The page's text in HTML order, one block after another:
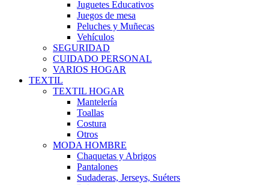
Juguetes Educativos
Juegos de mesa
Peluches y Muñecas
Vehículos
SEGURIDAD
CUIDADO PERSONAL
VARIOS HOGAR
TEXTIL
TEXTIL HOGAR
Mantelería
Toallas
Costura
Otros
MODA HOMBRE
Chaquetas y Abrigos
Pantalones
Sudaderas, Jerseys, Suéters